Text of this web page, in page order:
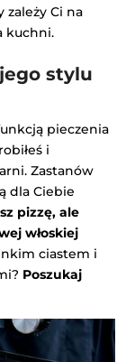
Ci na
kuchni.
stylu
pieczenia
i
Zastanów
dla Ciebie
pizzę, ale
włoskiej
ciastem i
Poszukaj